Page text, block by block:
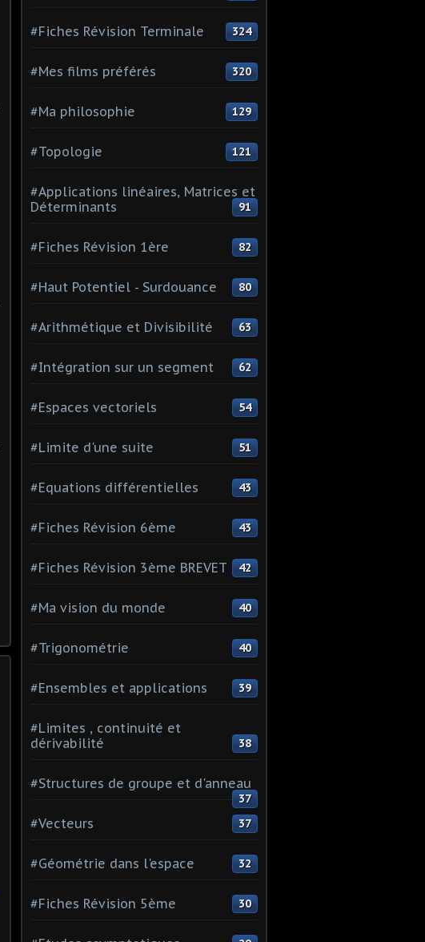
#Fiches Révision Terminale 324
#Mes films préférés 320
#Ma philosophie 129
#Topologie 121
#Applications linéaires, Matrices et
Déterminants
91
#Fiches Révision 1ère 82
#Haut Potentiel - Surdouance 80
#Arithmétique et Divisibilité 63
#Intégration sur un segment 62
#Espaces vectoriels 54
#Limite d'une suite 51
#Equations différentielles 43
#Fiches Révision 6ème 43
#Fiches Révision 3ème BREVET 42
#Ma vision du monde 40
#Trigonométrie 40
#Ensembles et applications 39
#Limites , continuité et
dérivabilité
38
#Structures de groupe et d'anneau
37
#Vecteurs 37
#Géométrie dans l'espace 32
#Fiches Révision 5ème 30